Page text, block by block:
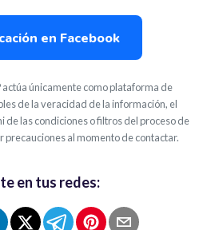
en Facebook
actúa únicamente como plataforma de
de la veracidad de la información, el
de las condiciones o filtros del proceso de
precauciones al momento de contactar.
en tus redes: